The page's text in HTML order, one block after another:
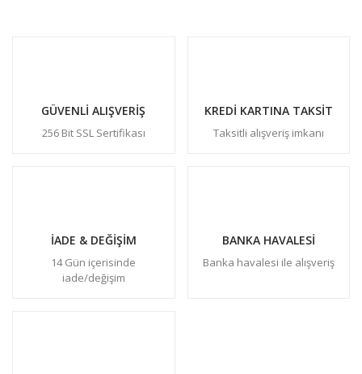
GÜVENLİ ALIŞVERİŞ
256 Bit SSL Sertifikası
KREDİ KARTINA TAKSİT
Taksitli alışveriş imkanı
İADE & DEĞİŞİM
14 Gün içerisinde
iade/değişim
BANKA HAVALESİ
Banka havalesi ile alışveriş